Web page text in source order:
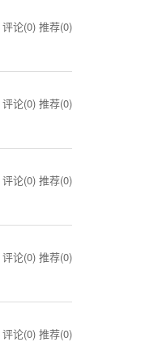
评论(0) 推荐(0)
评论(0) 推荐(0)
评论(0) 推荐(0)
评论(0) 推荐(0)
评论(0) 推荐(0)